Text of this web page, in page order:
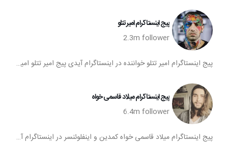
پیج اینستاگرام امیر تتلو
2.3m follower
پیج اینستاگرام امیر تتلو خواننده در اینستاگرام آیدی پیج امیر تتلو امیر تتلو اینستاگرام آدرس اینستا امیر تتلو اینستاگرام امیر تتلو پیچ امیر تتلو پیج جدید امیر تتلوچ تتلو ترکیه ایران
پیج اینستاگرام میلاد قاسمی خواه
6.4m follower
پیج اینستاگرام میلاد قاسمی خواه کمدین و اینفلوئنسر در اینستاگرام آیدی پیج میلاد قاسمی خواه آدرس اینستا میلاد قاسمی خواه اینستاگرام میلاد قاسمی خواه پیچ میلاد قاسمی خواه